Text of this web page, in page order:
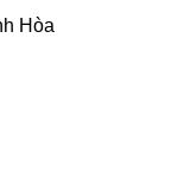
Hòa